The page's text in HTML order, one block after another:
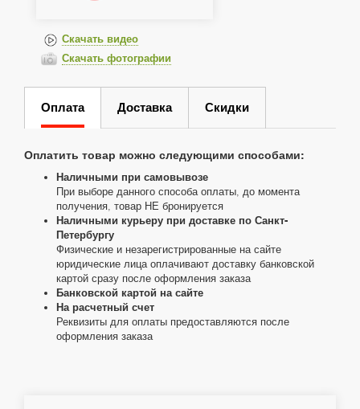
Скачать видео
Скачать фотографии
Оплата Доставка Скидки
Оплатить товар можно следующими способами:
Наличными при самовывозе
При выборе данного способа оплаты, до момента
получения, товар НЕ бронируется
Наличными курьеру при доставке по Санкт-
Петербургу
Физические и незарегистрированные на сайте
юридические лица оплачивают доставку банковской
картой сразу после оформления заказа
Банковской картой на сайте
На расчетный счет
Реквизиты для оплаты предоставляются после
оформления заказа